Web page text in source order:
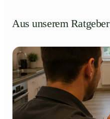
Aus unserem Ratgeber